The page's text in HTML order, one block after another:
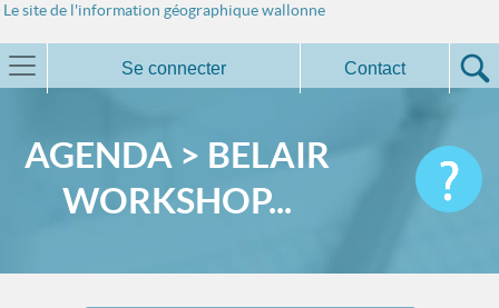
Le site de l'information géographique wallonne
Se connecter Contact
AGENDA > BELAIR
WORKSHOP...